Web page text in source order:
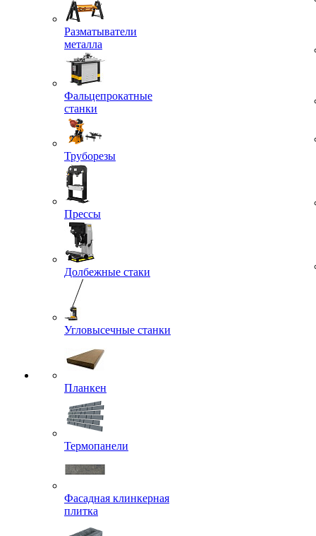
Разматыватели
металла
Фальцепрокатные
станки
Труборезы
Прессы
Долбежные стаки
Угловысечные станки
Планкен
Термопанели
Фасадная клинкерная
плитка